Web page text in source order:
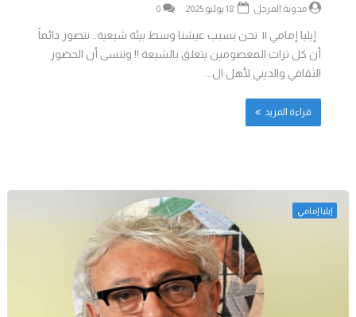
مدونة المرجل 0
إيليا إمامي || نحن بسبب عيشنا وسط بيئة شيعية.. نتصور دائماً
أن كل تراث المعصومين يتعلق بالشيعة !! وننسى أن الحضور
الثقافي والديني لأهل ال...
قراءة المزيد
إيليا إمامي